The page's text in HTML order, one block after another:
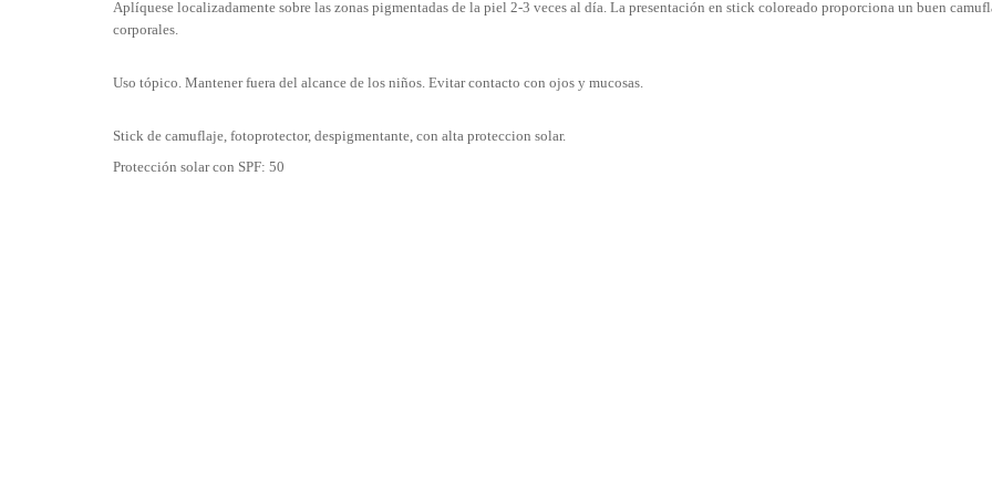
Aplíquese localizadamente sobre las zonas pigmentadas de la piel 2-3 veces al día. La presentación en stick coloreado proporciona un buen
corporales.
Uso tópico. Mantener fuera del alcance de los niños. Evitar contacto con ojos y mucosas.
Stick de camuflaje, fotoprotector, despigmentante, con alta proteccion solar.
Protección solar con SPF: 50